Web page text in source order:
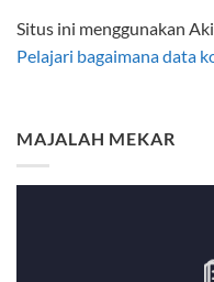
MAJALAH MEKAR
Situs ini menggunakan
Pelajari bagaimana data